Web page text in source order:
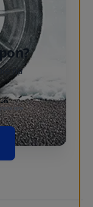
na
opon